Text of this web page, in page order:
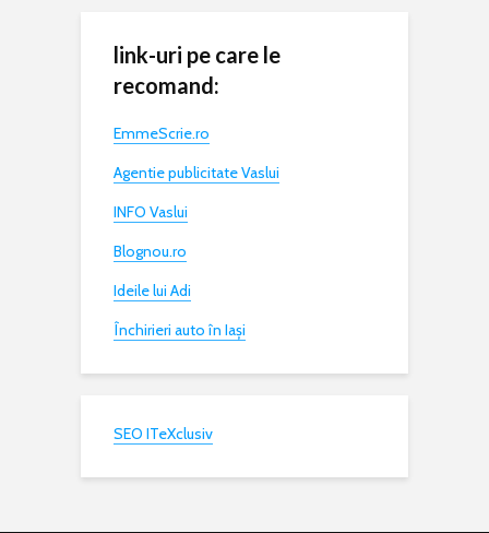
link-uri pe care le
recomand:
EmmeScrie.ro
Agentie publicitate Vaslui
INFO Vaslui
Blognou.ro
Ideile lui Adi
Închirieri auto în Iași
SEO ITeXclusiv